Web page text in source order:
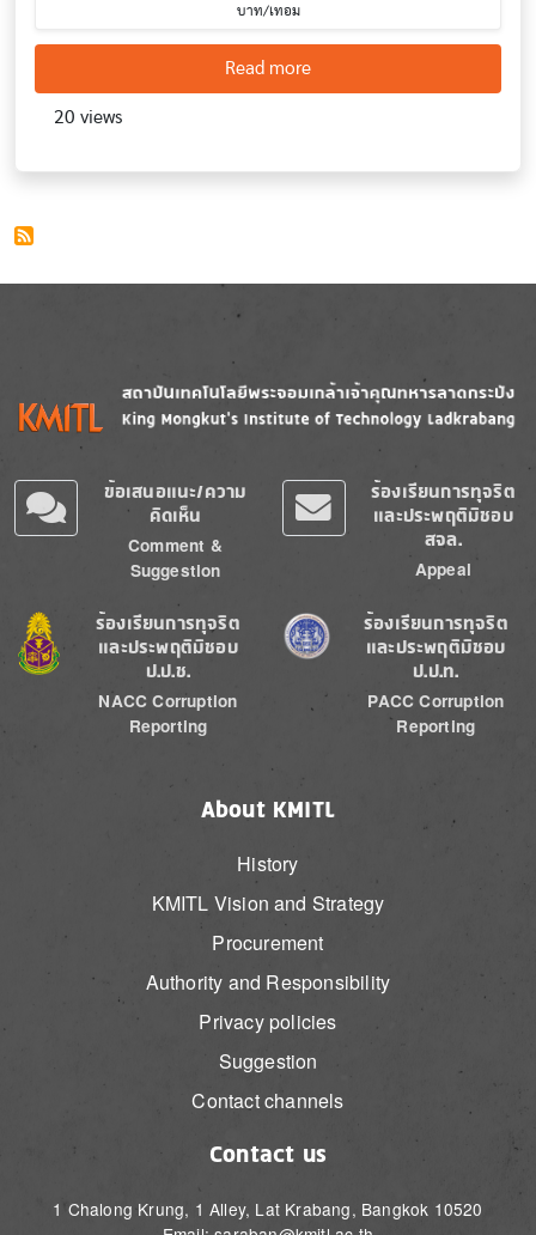
บาท/เทอม
Read moreabout Artificial Intelligence
20 views
Image
ข้อเสนอแนะ/ความ
คิดเห็น
Comment &
Suggestion
ร้องเรียนการทุจริต
และประพฤติมิชอบ
สจล.
Appeal
Image
ร้องเรียนการทุจริต
และประพฤติมิชอบ
ป.ป.ช.
NACC Corruption
Reporting
Image
ร้องเรียนการทุจริต
และประพฤติมิชอบ
ป.ป.ท.
PACC Corruption
Reporting
About KMITL
History
KMITL Vision and Strategy
Procurement
Authority and Responsibility
Privacy policies
Suggestion
Contact channels
Contact us
1 Chalong Krung, 1 Alley, Lat Krabang, Bangkok 10520